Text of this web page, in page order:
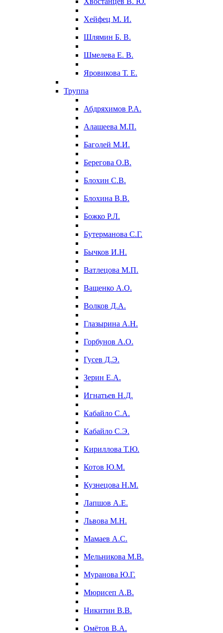
Хейфец М. И.
Шлямин Б. В.
Шмелева Е. В.
Яровикова Т. Е.
Труппа
Абдряхимов Р.А.
Алашеева М.П.
Баголей М.И.
Берегова О.В.
Блохин С.В.
Блохина В.В.
Божко Р.Л.
Бутерманова С.Г.
Бычков И.Н.
Ватлецова М.П.
Ващенко А.О.
Волков Д.А.
Глазырина А.Н.
Горбунов А.О.
Гусев Д.Э.
Зерин Е.А.
Игнатьев Н.Д.
Кабайло С.А.
Кабайло С.Э.
Кириллова Т.Ю.
Котов Ю.М.
Кузнецова Н.М.
Лапшов А.Е.
Львова М.Н.
Мамаев А.С.
Мельникова М.В.
Муранова Ю.Г.
Мюрисеп А.В.
Никитин В.В.
Омётов В.А.